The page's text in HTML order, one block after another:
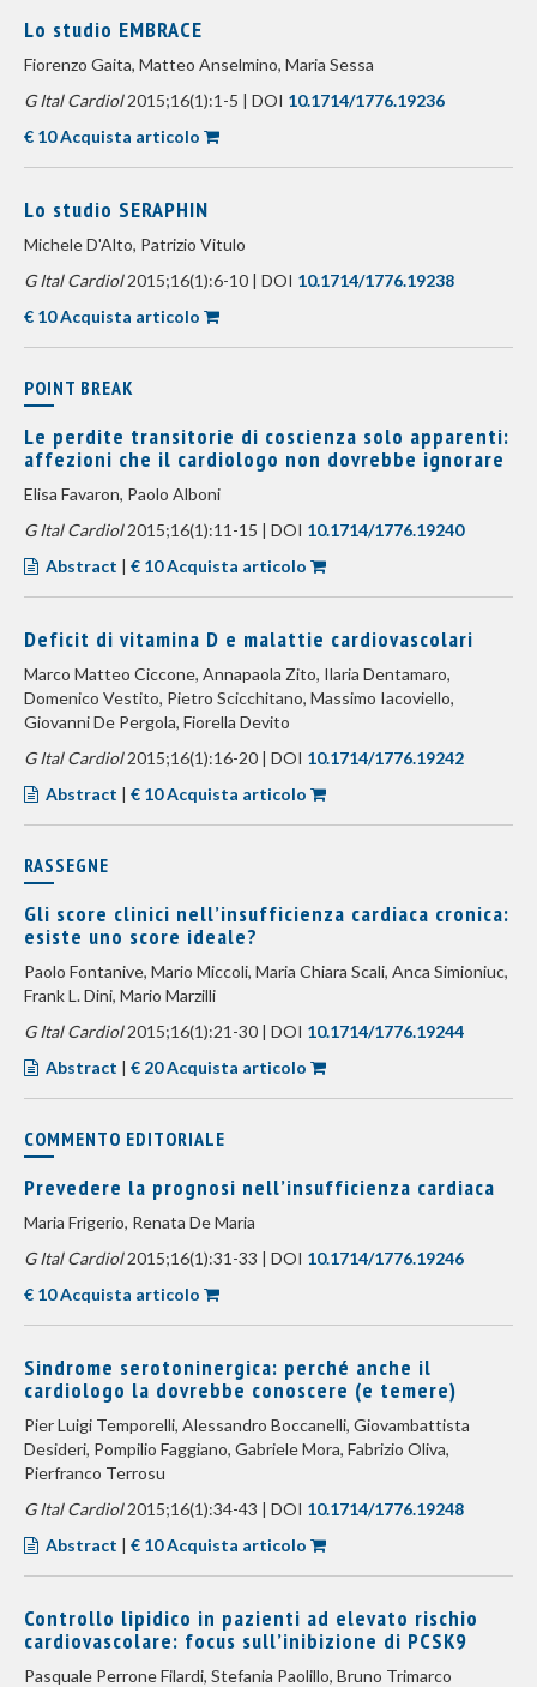
Lo studio EMBRACE
Fiorenzo Gaita, Matteo Anselmino, Maria Sessa
G Ital Cardiol2015;16(1):1-5 | DOI 10.1714/1776.19236
€ 10 Acquista articolo
Lo studio SERAPHIN
Michele D'Alto, Patrizio Vitulo
G Ital Cardiol2015;16(1):6-10 | DOI 10.1714/1776.19238
€ 10 Acquista articolo
POINT BREAK
Le perdite transitorie di coscienza solo apparenti:
affezioni che il cardiologo non dovrebbe ignorare
Elisa Favaron, Paolo Alboni
G Ital Cardiol2015;16(1):11-15 | DOI 10.1714/1776.19240
Abstract | € 10 Acquista articolo
Deficit di vitamina D e malattie cardiovascolari
Marco Matteo Ciccone, Annapaola Zito, Ilaria Dentamaro,
Domenico Vestito, Pietro Scicchitano, Massimo Iacoviello,
Giovanni De Pergola, Fiorella Devito
G Ital Cardiol2015;16(1):16-20 | DOI 10.1714/1776.19242
Abstract | € 10 Acquista articolo
RASSEGNE
Gli score clinici nell’insufficienza cardiaca cronica:
esiste uno score ideale?
Paolo Fontanive, Mario Miccoli, Maria Chiara Scali, Anca Simioniuc,
Frank L. Dini, Mario Marzilli
G Ital Cardiol2015;16(1):21-30 | DOI 10.1714/1776.19244
Abstract | € 20 Acquista articolo
COMMENTO EDITORIALE
Prevedere la prognosi nell’insufficienza cardiaca
Maria Frigerio, Renata De Maria
G Ital Cardiol2015;16(1):31-33 | DOI 10.1714/1776.19246
€ 10 Acquista articolo
Sindrome serotoninergica: perché anche il
cardiologo la dovrebbe conoscere (e temere)
Pier Luigi Temporelli, Alessandro Boccanelli, Giovambattista
Desideri, Pompilio Faggiano, Gabriele Mora, Fabrizio Oliva,
Pierfranco Terrosu
G Ital Cardiol2015;16(1):34-43 | DOI 10.1714/1776.19248
Abstract | € 10 Acquista articolo
Controllo lipidico in pazienti ad elevato rischio
cardiovascolare: focus sull’inibizione di PCSK9
Pasquale Perrone Filardi, Stefania Paolillo, Bruno Trimarco